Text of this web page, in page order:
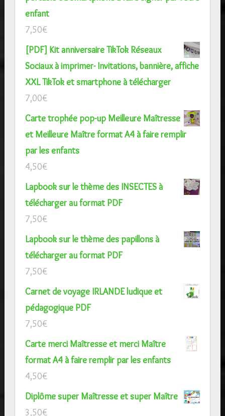
enfant
7,50€
[PDF] Kit anniversaire TikTok Réseaux
Sociaux à imprimer- Invitations, bannière, affiche
XXL TikTok et smartphone à télécharger
7,00€
Carte trophée pop-up Meilleure Maîtresse
et Meilleure Maître format A4 à faire remplir
par les enfants
4,50€
Lapbook sur le thème des INSECTES à
télécharger au format PDF
7,50€
Lapbook sur le thème des papillons à
télécharger au format PDF
7,50€
Carnet de voyage IRLANDE ludique et
pédagogique PDF
7,50€
Carte merci Maîtresse et merci Maître
format A4 à faire remplir par les enfants
4,50€
Diplôme super Maîtresse et super Maître
3,50€